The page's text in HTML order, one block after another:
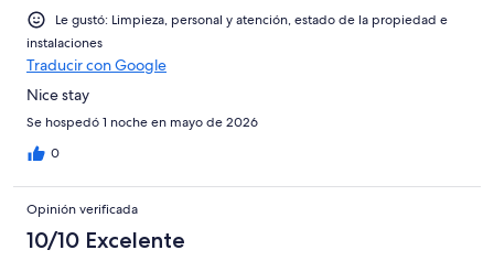
Le gustó: Limpieza, personal y atención, estado de la propiedad e
instalaciones
Traducir con Google
Nice stay
Se hospedó 1 noche en mayo de 2026
0
Opinión verificada
10/10 Excelente